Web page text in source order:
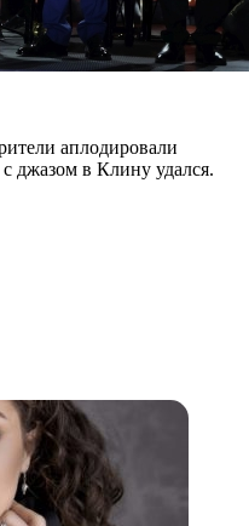
аплодировали
джазом в Клину удался.